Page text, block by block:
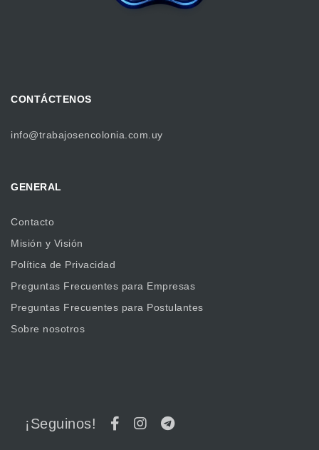
CONTÁCTENOS
info@trabajosencolonia.com.uy
GENERAL
Contacto
Misión y Visión
Política de Privacidad
Preguntas Frecuentes para Empresas
Preguntas Frecuentes para Postulantes
Sobre nosotros
¡Seguinos!